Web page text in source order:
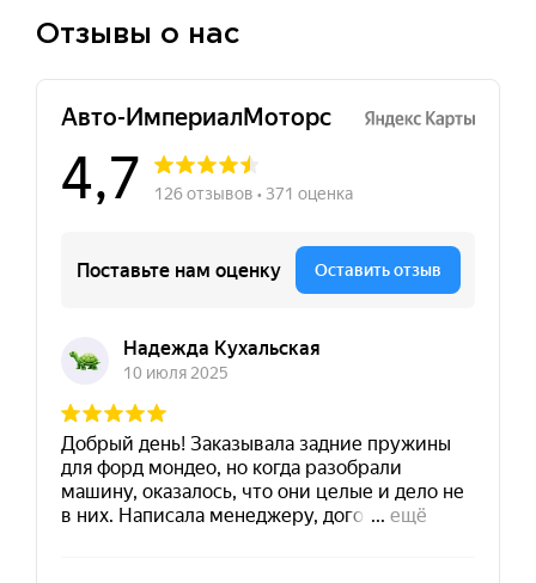
Отзывы о нас